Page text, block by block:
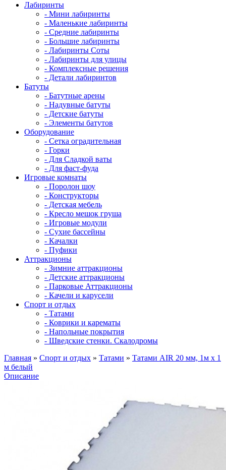
Лабиринты
- Мини лабиринты
- Маленькие лабиринты
- Средние лабиринты
- Большие лабиринты
- Лабиринты Соты
- Лабиринты для улицы
- Комплексные решения
- Детали лабиринтов
Батуты
- Батутные арены
- Надувные батуты
- Детские батуты
- Элементы батутов
Оборудование
- Сетка оградительная
- Горки
- Для Сладкой ваты
- Для фаст-фуда
Игровые комнаты
- Поролон шоу
- Конструкторы
- Детская мебель
- Кресло мешок груша
- Игровые модули
- Сухие бассейны
- Качалки
- Пуфики
Аттракционы
- Зимние аттракционы
- Детские аттракционы
- Парковые Аттракционы
- Качели и карусели
Спорт и отдых
- Татами
- Коврики и карематы
- Напольные покрытия
- Шведские стенки. Скалодромы
Главная » Спорт и отдых » Татами » Татами AIR 20 мм, 1м х 1
м белый
Описание